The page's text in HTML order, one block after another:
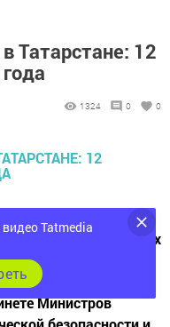
Татарстане: 12
1324 0 0
возбуждено 12
финансовых
более 800
в своем
Министров
Tatmedia